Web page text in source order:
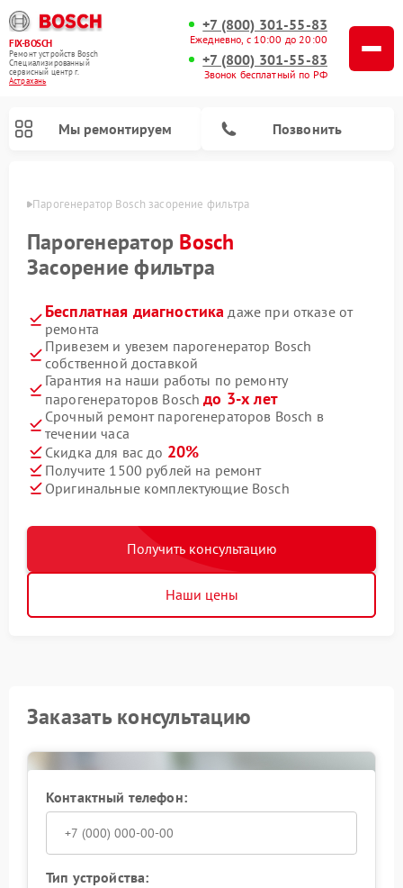
FIX-BOSCH
Ремонт устройств Bosch
Специализированный
cервисный центр г.
Астрахань
+7 (800) 301-55-83
Ежедневно, с 10:00 до 20:00
+7 (800) 301-55-83
Звонок бесплатный по РФ
Мы ремонтируем Позвонить
Парогенератор Bosch засорение фильтра
Парогенератор Bosch
Засорение фильтра
Бесплатная диагностика даже при отказе от
ремонта
Привезем и увезем парогенератор Bosch
собственной доставкой
Гарантия на наши работы по ремонту
парогенераторов Boschдо 3-х лет
Срочный ремонт парогенераторов Bosch в
течении часа
Скидка для вас до 20%
Получите 1500 рублей на ремонт
Оригинальные комплектующие Bosch
Получить консультацию
Наши цены
Заказать консультацию
Контактный телефон:
Тип устройства: